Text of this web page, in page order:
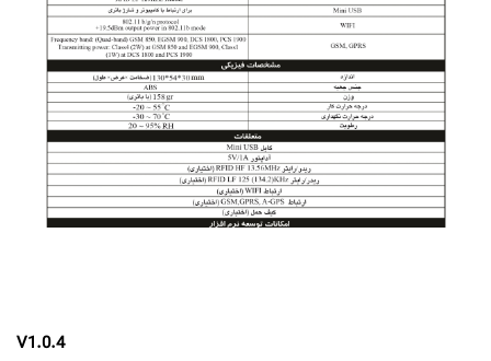
V1.0.4